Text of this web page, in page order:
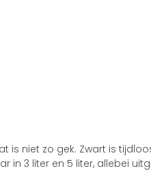
niet zo gek. Zwart is
in 3 liter en 5 liter, allebei